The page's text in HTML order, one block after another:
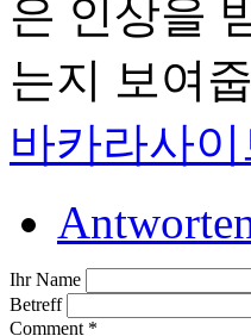
은 인상을
는지 보여
바카라사이
Ihr Name
Betreff
Comment *